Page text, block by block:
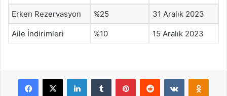
Erken Rezervasyon %25 31 Aralık 2023
Aile İndirimleri %10 15 Aralık 2023
Facebook
X LinkedInTumblr PinterestReddit VKontakte